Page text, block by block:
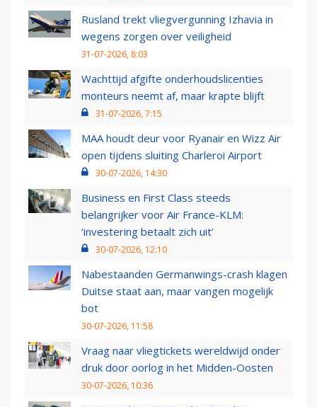
Rusland trekt vliegvergunning Izhavia in
wegens zorgen over veiligheid
31-07-2026, 8:03
Wachttijd afgifte onderhoudslicenties
monteurs neemt af, maar krapte blijft
31-07-2026, 7:15
MAA houdt deur voor Ryanair en Wizz Air
open tijdens sluiting Charleroi Airport
30-07-2026, 14:30
Business en First Class steeds
belangrijker voor Air France-KLM:
‘investering betaalt zich uit’
30-07-2026, 12:10
Nabestaanden Germanwings-crash klagen
Duitse staat aan, maar vangen mogelijk
bot
30-07-2026, 11:58
Vraag naar vliegtickets wereldwijd onder
druk door oorlog in het Midden-Oosten
30-07-2026, 10:36